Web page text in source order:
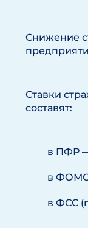
Снижение
Ставки
составят:
в ПФР —
в ФОМС
в ФСС